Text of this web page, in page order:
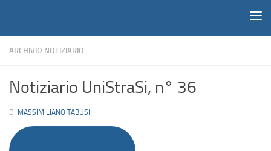
ARCHIVIO NOTIZIARIO
Notiziario UniStraSi, n° 36
DI MASSIMILIANO TABUSI